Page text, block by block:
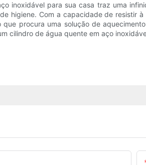
inoxidável para sua casa traz uma
higiene. Com a capacidade de
procura uma solução de
cilindro de água quente em aço